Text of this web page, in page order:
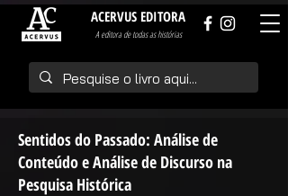
ACERVUS EDITORA
A editora de todas as histórias
Sentidos do Passado: Análise de
Conteúdo e Análise de Discurso na
Pesquisa Histórica